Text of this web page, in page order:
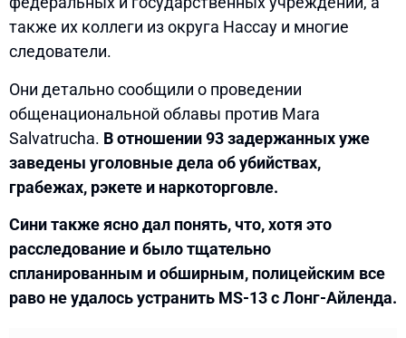
также их коллеги из округа Нассау и многие
следователи.
Они детально сообщили о проведении
общенациональной облавы против Mara
Salvatrucha. В отношении 93 задержанных уже
заведены уголовные дела об убийствах,
грабежах, рэкете и наркоторговле.
Сини также ясно дал понять, что, хотя это
расследование и было тщательно
спланированным и обширным, полицейским все
раво не удалось устранить MS-13 с Лонг-Айленда.